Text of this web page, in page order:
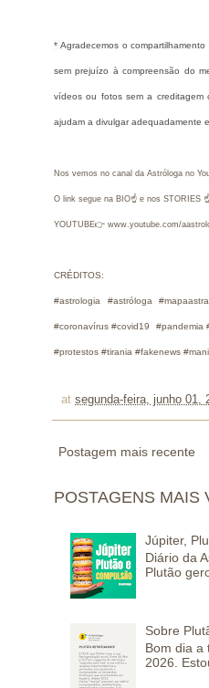
* Agradecemos o
sem prejuízo à compreensão do
vídeos ou fotos sem a creditagem
ajudam a divulgar adequadamente
Nos vemos no canal da Astróloga no
O link segue na BIO☝ e nos STORIES ☝
YOUTUBE👉 www.youtube.com/
CRÉDITOS:
#astrologia #astróloga
#coronavírus #covid19 #pandemia
#protestos #tirania #fakenews
at segunda-feira, junho 01,
Postagem mais recente
POSTAGENS MAIS
Júpiter,
Diário da
Plutão
Sobre
Bom dia a
2026.